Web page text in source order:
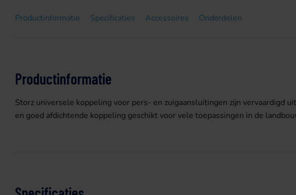
Productinformatie Specificaties Accessoires Onderdelen
Productinformatie
Storz universele koppeling voor pers- en zuigaansluitingen zijn vervaardigd
en goed afdichtende koppeling geschikt voor vele toepassingen in de